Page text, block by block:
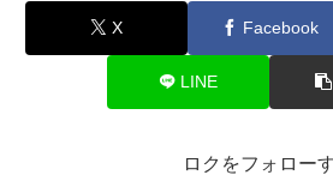
X Facebook
LINE
ロクをフォロー